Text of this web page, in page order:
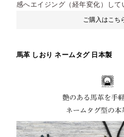
感へエイジング（経年変化）して
ご購入はこち
馬革 しおり ネームタグ 日本製